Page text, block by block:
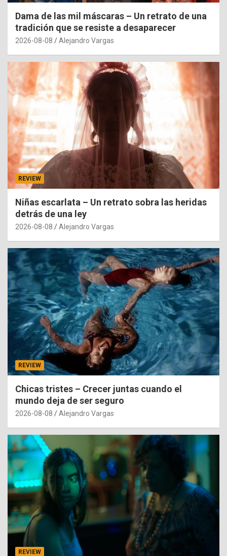
Dama de las mil máscaras – Un retrato de una
tradición que se resiste a desaparecer
2026-08-08 Alejandro Vargas
REVIEW
Niñas escarlata – Un retrato sobra las heridas
detrás de una ley
2026-08-08 Alejandro Vargas
REVIEW
Chicas tristes – Crecer juntas cuando el
mundo deja de ser seguro
2026-08-08 Alejandro Vargas
REVIEW